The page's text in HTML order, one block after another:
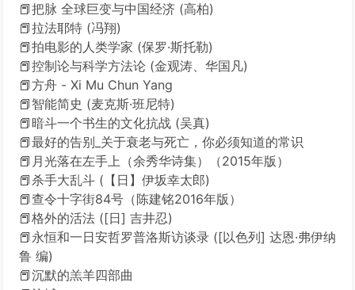
📕把脉 全球巨变与中国经济 (高柏)
📕拉法耶特 (冯翔)
📕拍电影的人类学家 (保罗·斯托勒)
📕控制论与科学方法论 (金观涛、华国凡)
📕方舟 - Xi Mu Chun Yang
📕智能简史 (麦克斯·班尼特)
📕暗斗一个书生的文化抗战 (吴真)
📕最好的告别_关于衰老与死亡，你必须知道的常识
📕月光落在左手上（余秀华诗集）（2015年版）
📕杀手大乱斗 (【日】伊坂幸太郎)
📕查令十字街84号（陈建铭2016年版）
📕格外的活法 ([日] 吉井忍)
📕永恒和一日安哲罗普洛斯访谈录 ([以色列] 达恩·弗伊纳
鲁 编)
📕沉默的羔羊四部曲